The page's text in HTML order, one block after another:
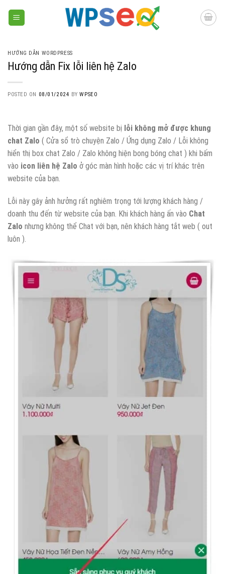
HƯỚNG DẪN WORDPRESS
Hướng dẫn Fix lỗi liên hệ Zalo
POSTED ON 08/01/2024 BYWPSEO
Thời gian gần đây, một số website bị lỗi không mở được khung
chat Zalo ( Cửa sổ trò chuyện Zalo / Ứng dụng Zalo / Lỗi không
hiển thị box chat Zalo / Zalo không hiện bong bóng chat ) khi bấm
vào icon liên hệ Zalo ở góc màn hình hoặc các vị trí khác trên
website của bạn.
Lỗi này gây ảnh hưởng rất nghiêm trọng tới lượng khách hàng /
doanh thu đến từ website của bạn. Khi khách hàng ấn vào Chat
Zalo nhưng không thể Chat với bạn, nên khách hàng tắt web ( out
luôn ).